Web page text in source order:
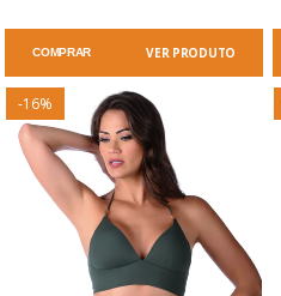
COMPRAR VER PRODUTO
-16%